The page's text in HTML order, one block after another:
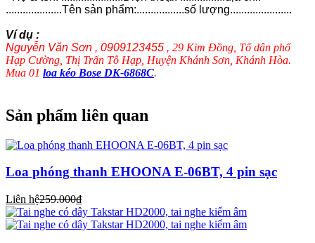
....................Tên sản phẩm:.................số lượng......................
Ví dụ :
Nguyễn Văn Sơn , 0909123455 , 29 Kim Đồng, Tổ dân phố
Hạp Cường, Thị Trấn Tô Hạp, Huyện Khánh Sơn, Khánh Hòa.
Mua 01 loa kéo Bose DK-6868C.
Sản phẩm liên quan
Loa phóng thanh EHOONA E-06BT, 4 pin sạc
Liên hệ259.000₫